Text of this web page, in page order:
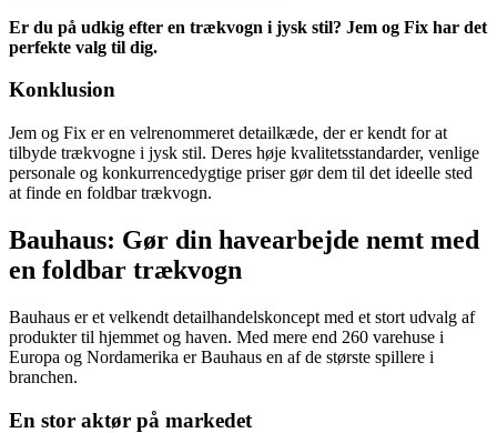
Er du på udkig efter en trækvogn i jysk stil? Jem og Fix har det
perfekte valg til dig.
Konklusion
Jem og Fix er en velrenommeret detailkæde, der er kendt for at
tilbyde trækvogne i jysk stil. Deres høje kvalitetsstandarder, venlige
personale og konkurrencedygtige priser gør dem til det ideelle sted
at finde en foldbar trækvogn.
Bauhaus: Gør din havearbejde nemt med
en foldbar trækvogn
Bauhaus er et velkendt detailhandelskoncept med et stort udvalg af
produkter til hjemmet og haven. Med mere end 260 varehuse i
Europa og Nordamerika er Bauhaus en af de største spillere i
branchen.
En stor aktør på markedet